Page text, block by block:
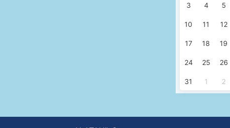
3 4 5
10 11 12
17 18 19
24 25 26
31 1 2